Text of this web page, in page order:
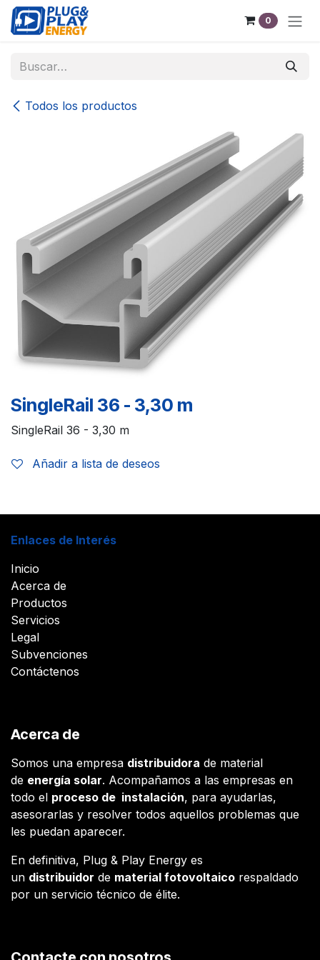
Ir al contenido
0
Todos los productos
SingleRail 36 - 3,30 m
SingleRail 36 - 3,30 m
Añadir a lista de deseos
Enlaces de Interés
Inicio
Acerca de
Productos
Servicios
Legal
Subvenciones
Contáctenos
Acerca de
Somos una empresa distribuidora de material
de energía solar. Acompañamos a las empresas en
todo el proceso de instalación, para ayudarlas,
asesorarlas y resolver todos aquellos problemas que
les puedan aparecer.
En definitiva, Plug & Play Energy es
un distribuidor de material fotovoltaico respaldado
por un servicio técnico de élite.